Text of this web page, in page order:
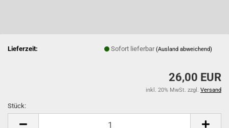
Lieferzeit: Sofort lieferbar(Ausland abweichend)
26,00 EUR
inkl. 20% MwSt. zzgl. Versand
Stück: